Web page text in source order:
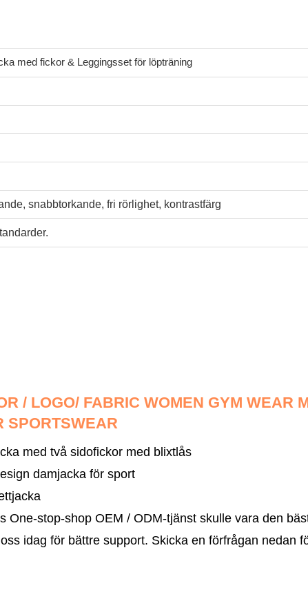
med fickor & Leggingsset för löpträning
snabbtorkande, fri rörlighet, kontrastfärg
/ LOGO/ FABRIC WOMEN GYM WEAR
SPORTSWEAR
med två sidofickor med blixtlås
damjacka för sport
One-stop-shop OEM / ODM-tjänst skulle vara den
idag för bättre support. Skicka en förfrågan nedan